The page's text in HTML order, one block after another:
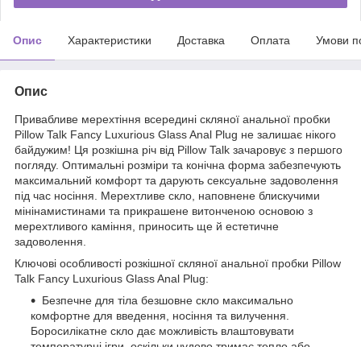
Опис Характеристики Доставка Оплата Умови
Опис
Привабливе мерехтіння всередині скляної анальної пробки
Pillow Talk Fancy Luxurious Glass Anal Plug не залишає нікого
байдужим! Ця розкішна річ від Pillow Talk зачаровує з першого
погляду. Оптимальні розміри та конічна форма забезпечують
максимальний комфорт та дарують сексуальне задоволення
під час носіння. Мерехтливе скло, наповнене блискучими
мінінамистинами та прикрашене витонченою основою з
мерехтливого каміння, приносить ще й естетичне
задоволення.
Ключові особливості розкішної скляної анальної пробки Pillow
Talk Fancy Luxurious Glass Anal Plug:
Безпечне для тіла безшовне скло максимально
комфортне для введення, носіння та вилучення.
Боросилікатне скло дає можливість влаштовувати